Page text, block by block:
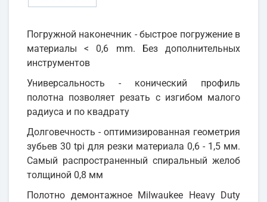
Погружной наконечник - быстрое погружение в
материалы < 0,6 mm. Без дополнительных
инструментов
Универсальность - конический профиль
полотна позволяет резать с изгибом малого
радиуса и по квадрату
Долговечность - оптимизированная геометрия
зубьев 30 tpi для резки материала 0,6 - 1,5 мм.
Самый распространенный спиральный желоб
толщиной 0,8 мм
Полотно демонтажное Milwaukee Heavy Duty